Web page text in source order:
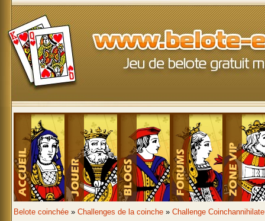
Belote coinchée » Challenges de la coinche » Challenge